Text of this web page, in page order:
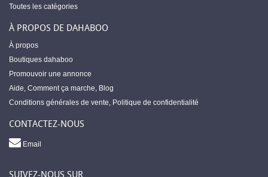
Toutes les catégories
À PROPOS DE DAHABOO
À propos
Boutiques dahaboo
Promouvoir une annonce
Aide, Comment ça marche, Blog
Conditions générales de vente, Politique de confidentialité
CONTACTEZ-NOUS
Email
SUIVEZ-NOUS SUR